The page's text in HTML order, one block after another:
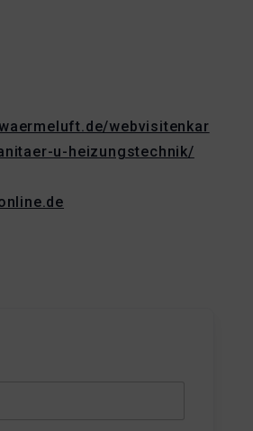
webvisitenkar
u-heizungstechnik/